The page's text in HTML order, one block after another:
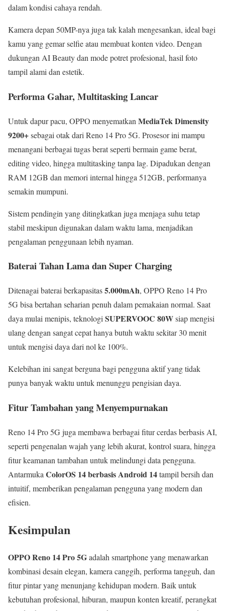
dalam kondisi cahaya rendah.
Kamera depan 50MP-nya juga tak kalah mengesankan, ideal bagi
kamu yang gemar selfie atau membuat konten video. Dengan
dukungan AI Beauty dan mode potret profesional, hasil foto
tampil alami dan estetik.
Performa Gahar, Multitasking Lancar
Untuk dapur pacu, OPPO menyematkan MediaTek Dimensity
9200+sebagai otak dari Reno 14 Pro 5G. Prosesor ini mampu
menangani berbagai tugas berat seperti bermain game berat,
editing video, hingga multitasking tanpa lag. Dipadukan dengan
RAM 12GB dan memori internal hingga 512GB, performanya
semakin mumpuni.
Sistem pendingin yang ditingkatkan juga menjaga suhu tetap
stabil meskipun digunakan dalam waktu lama, menjadikan
pengalaman penggunaan lebih nyaman.
Baterai Tahan Lama dan Super Charging
Ditenagai baterai berkapasitas5.000mAh, OPPO Reno 14 Pro
5G bisa bertahan seharian penuh dalam pemakaian normal. Saat
daya mulai menipis, teknologi SUPERVOOC 80Wsiap mengisi
ulang dengan sangat cepat hanya butuh waktu sekitar 30 menit
untuk mengisi daya dari nol ke 100%.
Kelebihan ini sangat berguna bagi pengguna aktif yang tidak
punya banyak waktu untuk menunggu pengisian daya.
Fitur Tambahan yang Menyempurnakan
Reno 14 Pro 5G juga membawa berbagai fitur cerdas berbasis AI,
seperti pengenalan wajah yang lebih akurat, kontrol suara, hingga
fitur keamanan tambahan untuk melindungi data pengguna.
Antarmuka ColorOS 14 berbasis Android 14tampil bersih dan
intuitif, memberikan pengalaman pengguna yang modern dan
efisien.
Kesimpulan
OPPO Reno 14 Pro 5Gadalah smartphone yang menawarkan
kombinasi desain elegan, kamera canggih, performa tangguh, dan
fitur pintar yang menunjang kehidupan modern. Baik untuk
kebutuhan profesional, hiburan, maupun konten kreatif, perangkat